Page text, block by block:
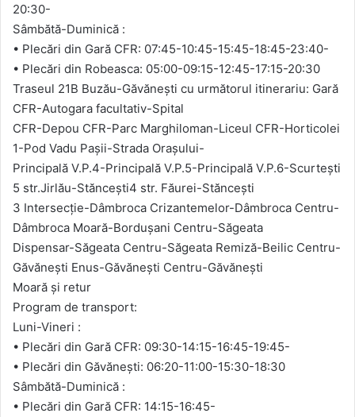
20:30-
Sâmbătă-Duminică :
• Plecări din Gară CFR: 07:45-10:45-15:45-18:45-23:40-
• Plecări din Robeasca: 05:00-09:15-12:45-17:15-20:30
Traseul 21B Buzău-Găvănești cu următorul itinerariu: Gară
CFR-Autogara facultativ-Spital
CFR-Depou CFR-Parc Marghiloman-Liceul CFR-Horticolei
1-Pod Vadu Pașii-Strada Orașului-
Principală V.P.4-Principală V.P.5-Principală V.P.6-Scurtești
5 str.Jirlău-Stăncești4 str. Făurei-Stăncești
3 Intersecție-Dâmbroca Crizantemelor-Dâmbroca Centru-
Dâmbroca Moară-Bordușani Centru-Săgeata
Dispensar-Săgeata Centru-Săgeata Remiză-Beilic Centru-
Găvănești Enus-Găvănești Centru-Găvănești
Moară și retur
Program de transport:
Luni-Vineri :
• Plecări din Gară CFR: 09:30-14:15-16:45-19:45-
• Plecări din Găvănești: 06:20-11:00-15:30-18:30
Sâmbătă-Duminică :
• Plecări din Gară CFR: 14:15-16:45-